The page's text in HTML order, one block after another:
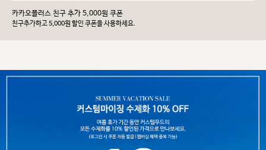
카카오플러스 친구 추가 5,000원 쿠폰
친구추가하고 5,000원 할인 쿠폰을 사용하세요.